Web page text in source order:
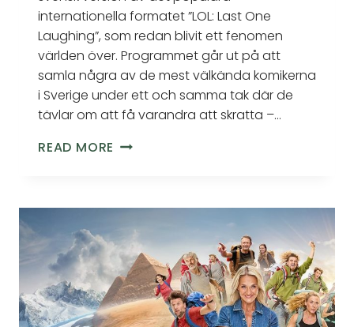
internationella formatet ”LOL: Last One
Laughing”, som redan blivit ett fenomen
världen över. Programmet går ut på att
samla några av de mest välkända komikerna
i Sverige under ett och samma tak där de
tävlar om att få varandra att skratta –…
READ MORE